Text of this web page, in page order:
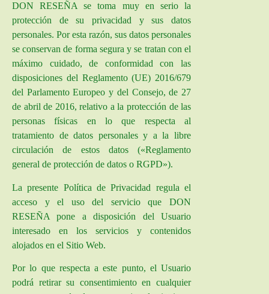
DON RESEÑA se toma muy en serio la
protección de su privacidad y sus datos
personales. Por esta razón, sus datos personales
se conservan de forma segura y se tratan con el
máximo cuidado, de conformidad con las
disposiciones del Reglamento (UE) 2016/679
del Parlamento Europeo y del Consejo, de 27
de abril de 2016, relativo a la protección de las
personas físicas en lo que respecta al
tratamiento de datos personales y a la libre
circulación de estos datos («Reglamento
general de protección de datos o RGPD»).
La presente Política de Privacidad regula el
acceso y el uso del servicio que DON
RESEÑA pone a disposición del Usuario
interesado en los servicios y contenidos
alojados en el Sitio Web.
Por lo que respecta a este punto, el Usuario
podrá retirar su consentimiento en cualquier